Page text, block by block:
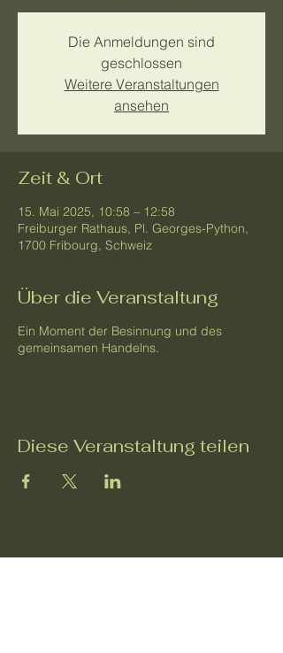
Die Anmeldungen sind
geschlossen
Weitere Veranstaltungen
ansehen
Zeit & Ort
15. Mai 2025, 10:58 – 12:58
Freiburger Rathaus, Pl. Georges-Python,
1700 Fribourg, Schweiz
Über die Veranstaltung
Ein Moment der Besinnung und des
gemeinsamen Handelns.
Diese Veranstaltung teilen